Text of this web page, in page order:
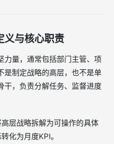
义与核心职责
力量，通常包括部门主管、项
是制定战略的高层，也不是单
干，负责分解任务、监督进度
层战略拆解为可操作的具体
化为月度KPI。